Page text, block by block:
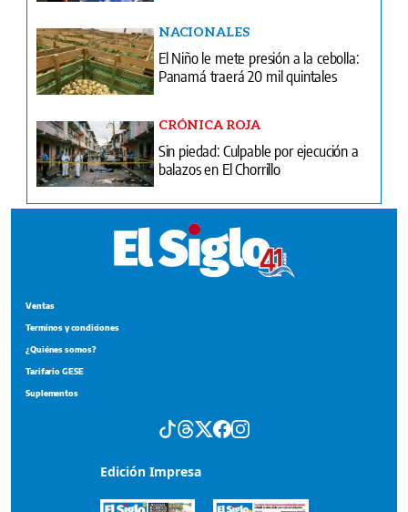
NACIONALES
El Niño le mete presión a la cebolla:
Panamá traerá 20 mil quintales
CRÓNICA ROJA
Sin piedad: Culpable por ejecución a
balazos en El Chorrillo
Ventas
Terminos y condiciones
¿Quiénes somos?
Tarifario GESE
Suplementos
Edición Impresa